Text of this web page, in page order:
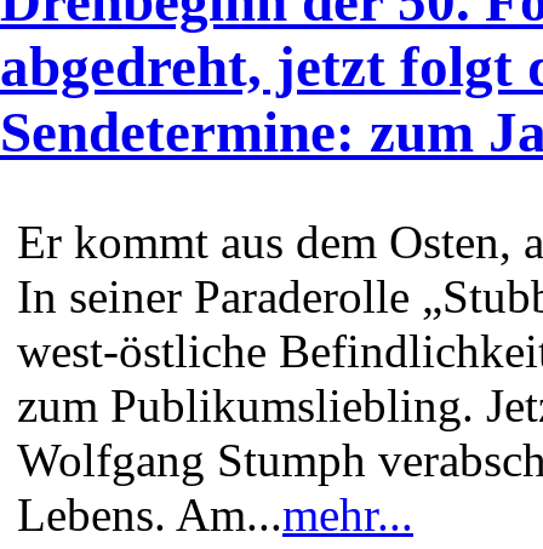
abgedreht, jetzt folgt
Sendetermine: zum
Er kommt aus dem Osten,
In seiner Paraderolle
west-östliche
zum Publikumsliebling.
Wolfgang Stumph
Lebens. Am...mehr...